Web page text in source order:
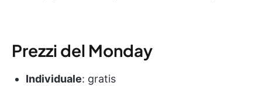
Prezzi del Monday
Individuale: gratis